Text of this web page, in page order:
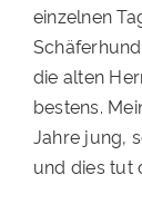
einzelnen
die alten
bestens.
Jahre jung,
und dies tut